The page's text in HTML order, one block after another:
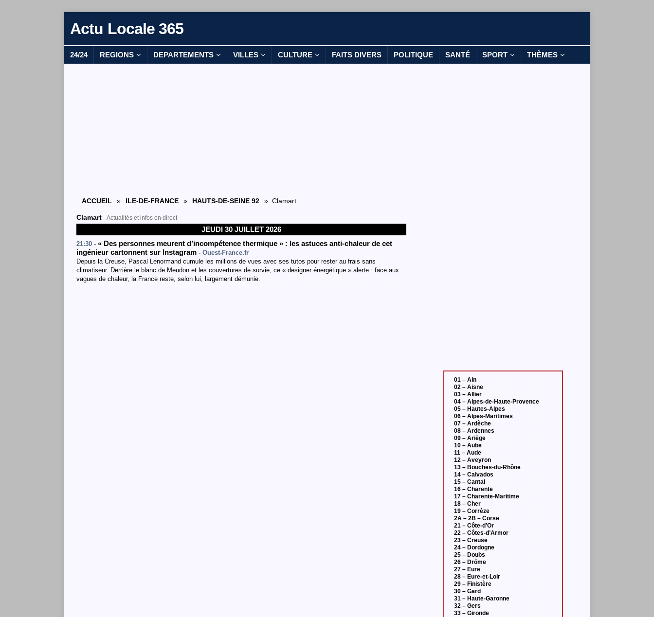
Actu Locale 365
24/24 REGIONS DEPARTEMENTS VILLES CULTURE FAITS DIVERS POLITIQUE SANTÉ SPORT THÈMES
ACCUEIL » ILE-DE-FRANCE » HAUTS-DE-SEINE 92 » Clamart
Clamart - Actualités et infos en direct
JEUDI 30 JUILLET 2026
21:30 - « Des personnes meurent d’incompétence thermique » : les astuces anti-chaleur de cet
ingénieur cartonnent sur Instagram - Ouest-France.fr
Depuis la Creuse, Pascal Lenormand cumule les millions de vues avec ses tutos pour rester au frais sans
climatiseur. Derrière le blanc de Meudon et les couvertures de survie, ce « designer énergétique » alerte : face aux
vagues de chaleur, la France reste, selon lui, largement démunie.
01 – Ain
02 – Aisne
03 – Allier
04 – Alpes-de-Haute-Provence
05 – Hautes-Alpes
06 – Alpes-Maritimes
07 – Ardèche
08 – Ardennes
09 – Ariège
10 – Aube
11 – Aude
12 – Aveyron
13 – Bouches-du-Rhône
14 – Calvados
15 – Cantal
16 – Charente
17 – Charente-Maritime
18 – Cher
19 – Corrèze
2A – 2B – Corse
21 – Côte-d’Or
22 – Côtes-d’Armor
23 – Creuse
24 – Dordogne
25 – Doubs
26 – Drôme
27 – Eure
28 – Eure-et-Loir
29 – Finistère
30 – Gard
31 – Haute-Garonne
32 – Gers
33 – Gironde